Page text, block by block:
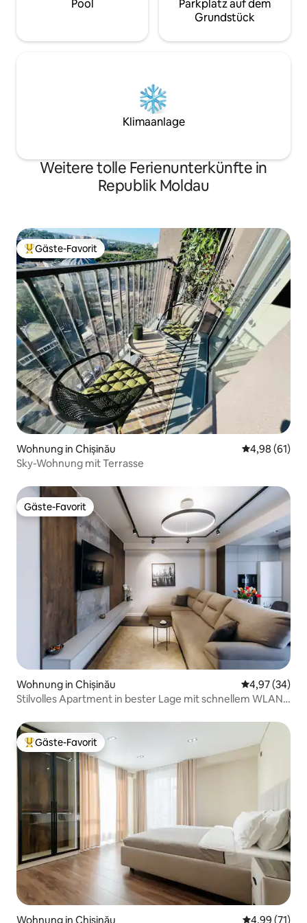
Pool
Parkplatz auf dem
Grundstück
Klimaanlage
Weitere tolle Ferienunterkünfte in
Republik Moldau
Beliebter Gäste-Favorit.
Gäste-Favorit
Wohnung in Chișinău
4,98 (61)
Sky-Wohnung mit Terrasse
Gäste-Favorit
Gäste-Favorit
Wohnung in Chișinău
4,97 (34)
Stilvolles Apartment in bester Lage mit schnellem WLAN
Beliebter Gäste-Favorit.
Gäste-Favorit
Wohnung in Chișinău 4,99 (71)